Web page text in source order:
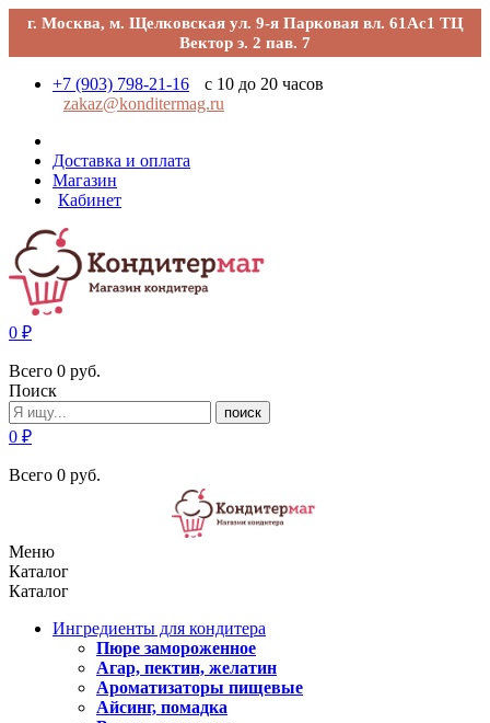
г. Москва, м. Щелковская ул. 9-я Парковая вл. 61Ас1 ТЦ
Вектор э. 2 пав. 7
+7 (903) 798-21-16
с 10 до 20 часов
zakaz@konditermag.ru
Доставка и оплата
Магазин
Кабинет
0 ₽
Всего 0 руб.
Поиск
поиск
0 ₽
Всего 0 руб.
Меню
Каталог
Каталог
Ингредиенты для кондитера
Пюре замороженное
Агар, пектин, желатин
Ароматизаторы пищевые
Айсинг, помадка